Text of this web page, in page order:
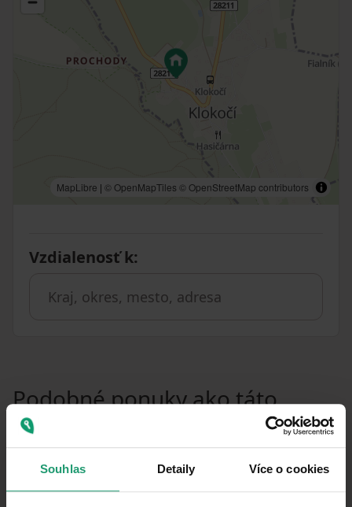
Souhlas Detaily Více o cookies
MapLibre | © OpenMapTiles © OpenStreetMap contributors
Vzdialenosť k:
Podobné ponuky ako táto
nehnuteľnosť
PRENÁJOM CHATA/CHALUPA